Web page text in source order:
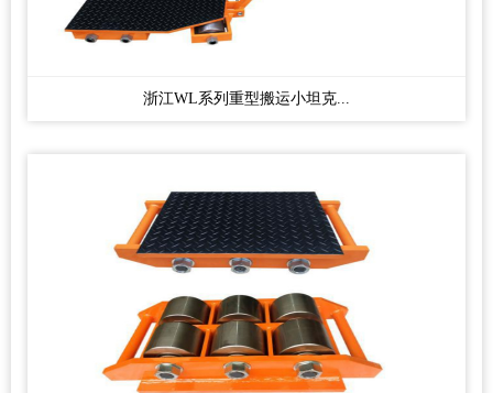
浙江WL系列重型搬运小坦克...